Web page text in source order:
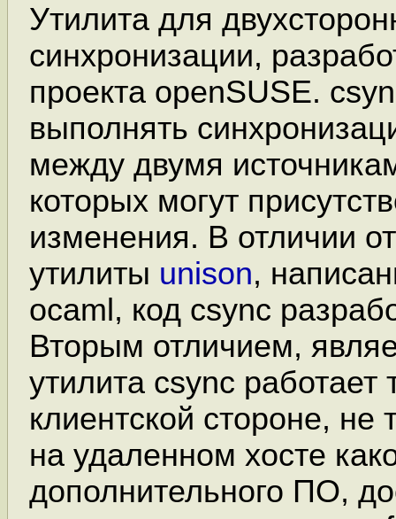
Утилита для
синхронизации,
проекта openSUSE.
выполнять
между двумя
которых могут
изменения. В отличии
утилиты unison,
ocaml, код csync
Вторым отличием,
утилита csync работает
клиентской стороне, не
на удаленном хосте
дополнительного ПО,